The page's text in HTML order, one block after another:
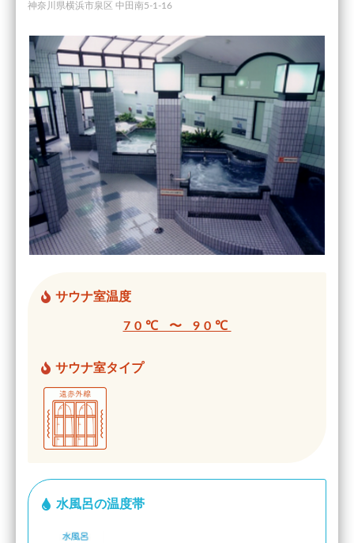
神奈川県横浜市泉区 中田南5-1-16
サウナ室温度
70℃ 〜 90℃
サウナ室タイプ
水風呂の温度帯